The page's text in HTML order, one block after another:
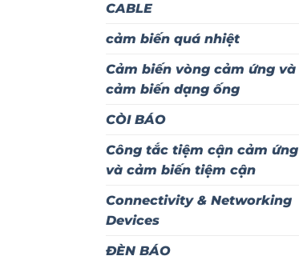
CABLE
cảm biến quá nhiệt
Cảm biến vòng cảm ứng và
cảm biến dạng ống
CÒI BÁO
Công tắc tiệm cận cảm ứng
và cảm biến tiệm cận
Connectivity & Networking
Devices
ĐÈN BÁO